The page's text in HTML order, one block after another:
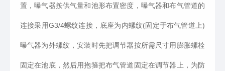
置，曝气器按供气量和池形布置密度，曝气器和布气管道的
连接采用G3/4螺纹连接，底座为内螺纹(固定于布气管道上)
曝气器为外螺纹，安装时先把调节器按所需尺寸用膨胀螺栓
固定在池底，然后用抱箍把布气管道固定在调节器上，为防